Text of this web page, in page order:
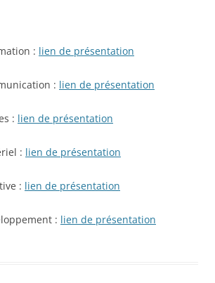
: lien de présentation
: lien de présentation
: lien de présentation
: lien de présentation
: lien de présentation
: lien de présentation